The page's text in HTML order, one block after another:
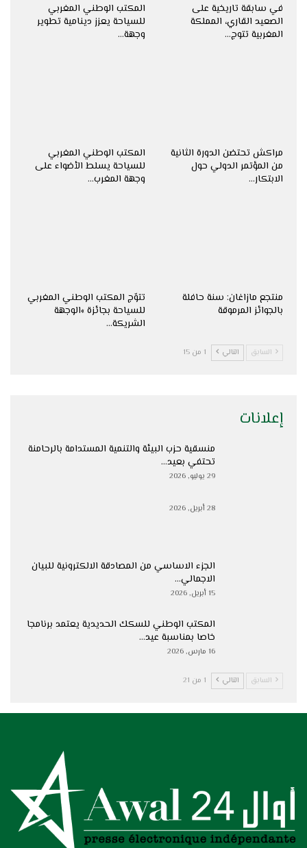
في سابقة تاريخية على
الصعيد القاري، المملكة
المغربية تتوج…
المكتب الوطني المغربي
للسياحة يعزز دينامية تطوير
وجهة…
مراكش تحتضن الدورة الثانية
من المؤتمر الدولي حول
الابتكار…
المكتب الوطني المغربي
للسياحة يسلط الأضواء على
وجهة المغرب…
منتجع مازاغان: سنة حافلة
بالجوائز المرموقة
تتوّج المكتب الوطني المغربي
للسياحة بجائزة »الوجهة
الشريكة…
السابق التالي 1 من 15
إعلانات
منسقية حزب البيئة والتنمية المستدامة بالرحامنة
تحتفي بعيد…
29 يوليو, 2026
28 أبريل, 2026
الجزء الاساسي من المصادقة الالكترونية للبيان
الاجمالي…
15 أبريل, 2026
المكتب الوطني للسكك الحديدية يعتمد برنامجا
خاصا بمناسبة عيد…
16 مارس, 2026
السابق التالي 1 من 21